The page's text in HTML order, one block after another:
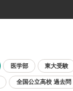
医学部 東大受験
全国公立高校 過去問